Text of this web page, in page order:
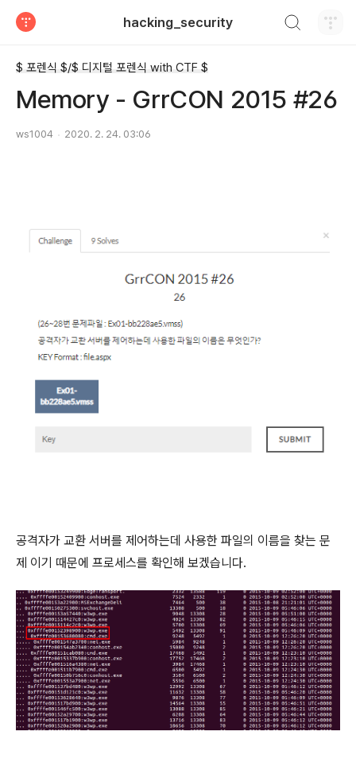
hacking_security
$ 포렌식 $/$ 디지털 포렌식 with CTF $
Memory - GrrCON 2015 #26
ws1004 2020. 2. 24. 03:06
공격자가 교환 서버를 제어하는데 사용한 파일의 이름을 찾는 문
제 이기 때문에 프로세스를 확인해 보겠습니다.